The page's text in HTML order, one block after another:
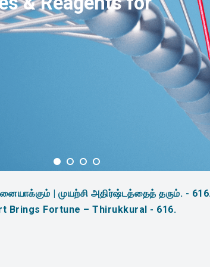
| முயற்சி அதிர்ஷ்டத்தைத் தரும். -
Brings Fortune – Thirukkural - 616.